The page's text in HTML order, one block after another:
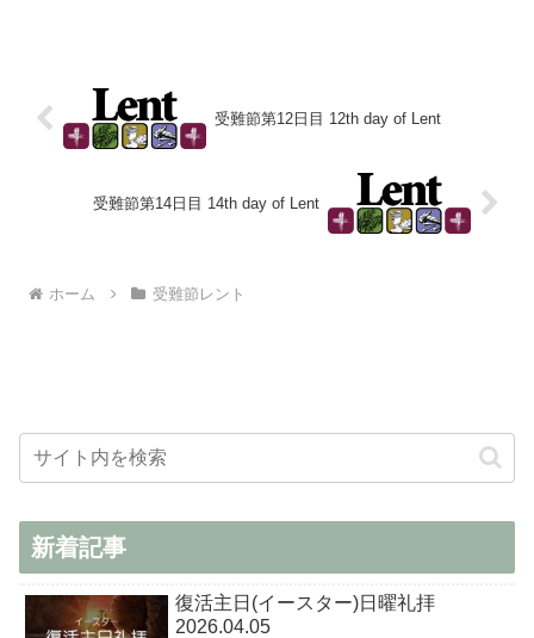
受難節第12日目 12th day of Lent
受難節第14日目 14th day of Lent
ホーム 受難節レント
新着記事
復活主日(イースター)日曜礼拝
2026.04.05